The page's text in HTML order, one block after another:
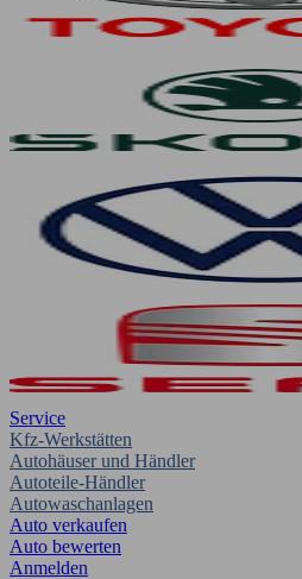
Service
Kfz-Werkstätten
Autohäuser und Händler
Autoteile-Händler
Autowaschanlagen
Auto verkaufen
Auto bewerten
Anmelden